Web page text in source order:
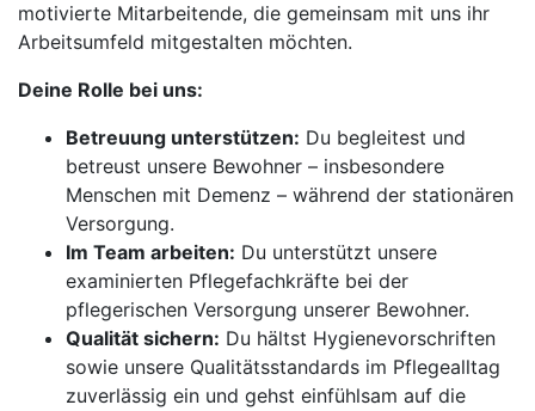
motivierte Mitarbeitende, die gemeinsam mit uns ihr
Arbeitsumfeld mitgestalten möchten.
Deine Rolle bei uns:
Betreuung unterstützen: Du begleitest und
betreust unsere Bewohner – insbesondere
Menschen mit Demenz – während der stationären
Versorgung.
Im Team arbeiten: Du unterstützt unsere
examinierten Pflegefachkräfte bei der
pflegerischen Versorgung unserer Bewohner.
Qualität sichern: Du hältst Hygienevorschriften
sowie unsere Qualitätsstandards im Pflegealltag
zuverlässig ein und gehst einfühlsam auf die